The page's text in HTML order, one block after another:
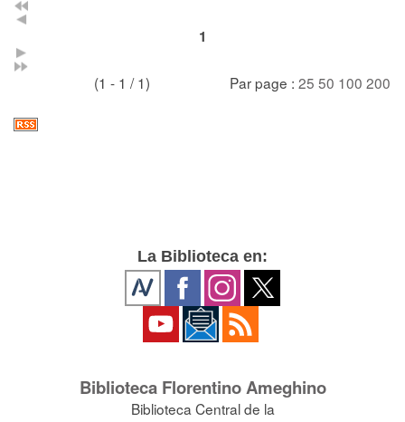
1
(1 - 1 / 1) Par page : 25 50 100 200
La Biblioteca en:
Biblioteca Florentino Ameghino
Biblioteca Central de la